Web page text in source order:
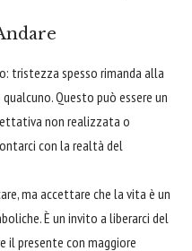
tristezza spesso rimanda alla
Questo può essere un
non realizzata o
con la realtà del
ma accettare che la vita è un
È un invito a liberarci del
il presente con maggiore